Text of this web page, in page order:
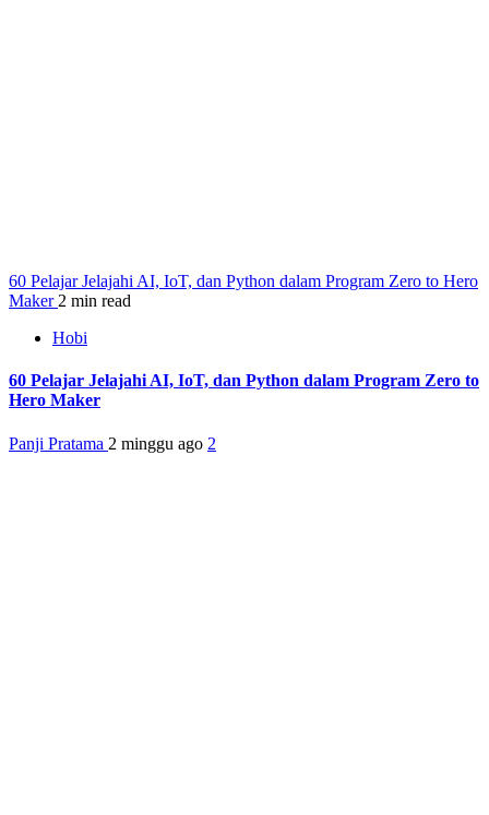
60 Pelajar Jelajahi AI, IoT, dan Python dalam Program Zero to Hero
Maker 2 min read
Hobi
60 Pelajar Jelajahi AI, IoT, dan Python dalam Program Zero to
Hero Maker
Panji Pratama 2 minggu ago 2